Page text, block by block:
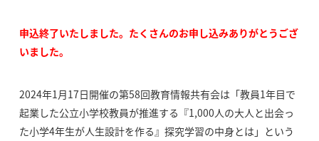
申込終了いたしました。たくさんのお申し込みありがとうござ
いました。
2024年1月17日開催の第58回教育情報共有会は「教員1年目で
起業した公立小学校教員が推進する『1,000人の大人と出会っ
た小学4年生が人生設計を作る』探究学習の中身とは」という